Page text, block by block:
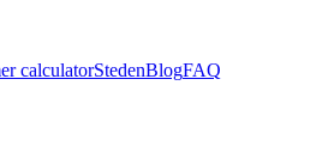
calculatorStedenBlogFAQ